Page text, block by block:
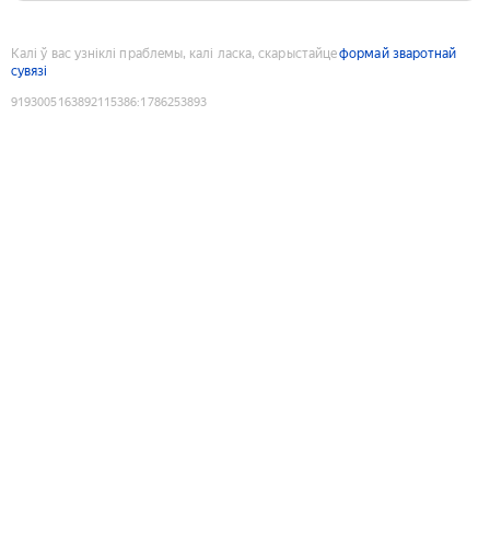
Калі ў вас узніклі праблемы, калі ласка, скарыстайцеформай зваротнай
сувязі
9193005163892115386:1786253893